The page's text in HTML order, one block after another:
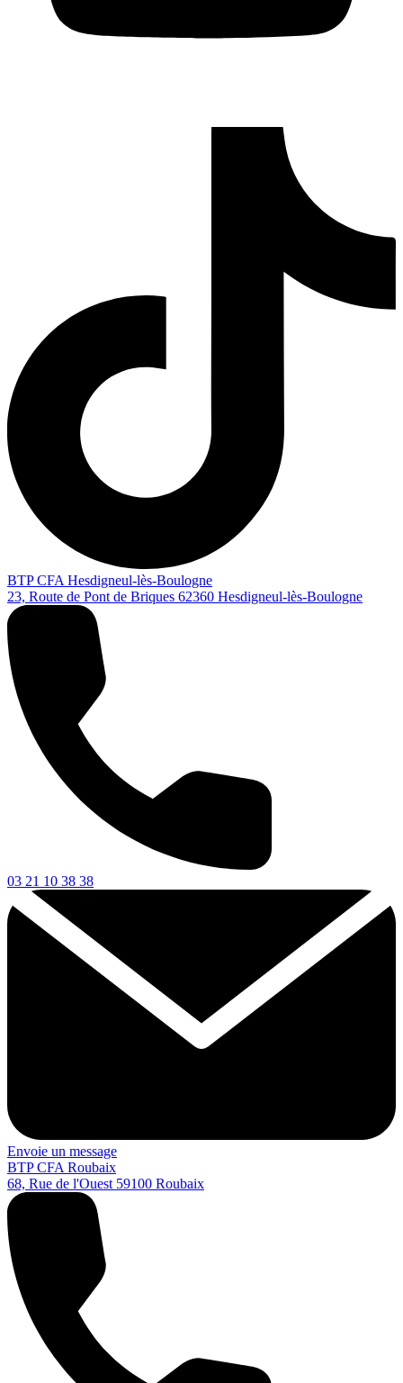
BTP CFA Hesdigneul-lès-Boulogne
23, Route de Pont de Briques 62360 Hesdigneul-lès-Boulogne
03 21 10 38 38
Envoie un message
BTP CFA Roubaix
68, Rue de l'Ouest 59100 Roubaix